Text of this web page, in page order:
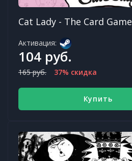
Cat Lady - The Card Game
Активация:
104 руб.
165 руб. 37% скидка
Купить